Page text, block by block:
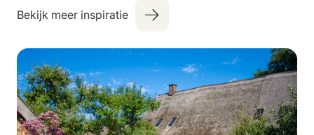
Bekijk meer inspiratie